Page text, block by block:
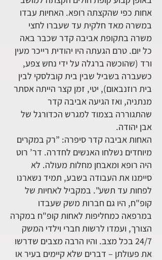
אחות כפי שהקצתה רופא. האחיות עבדו
במשרה מאד חלקית עד שעברו לחצי
משרה בתקופת אביבה קדר שכבר באה
כל יום. טרם הגעתה היו יהודית רייכר מעין
ורד (שהוכשה ברגלה על ידי נחש צפע,
כשעברה בשביל שבין בית קובלסקי לבין
בית רוזנבאום), יטי, זמן קצר הייתה אסתר
מנתניה, ואז הגיעה אביבה קדר
שהתגוררה בצמוד למגרש הכדורגל של
אבן יהודה.
האחות אביבה קדר סיפרה: ”רק במקרים
מיוחדים נשלחו האנשים לחדרה. דר’ רוט
היה רופא ומאבחן מחלות מעולה. לא
סיימנו את העבודה בשבע, תמיד נשארנו
לפחות עד תשע". במקביל לאחיות של
קופ"ח, היו גם חברות משק שעבדו
במרפאה כמחליפות לאחות קופ"ח במקרה
הצורך, ועמדו לרשות חברי וילדי המשק
24/7 בכל מצב. והיו הרבה מצבים שדרשו
את פעולתן – דברים שלא קיימים בעיר או